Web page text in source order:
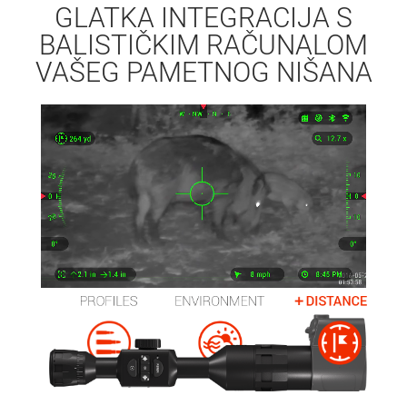
GLATKA INTEGRACIJA S
BALISTIČKIM RAČUNALOM
VAŠEG PAMETNOG NIŠANA